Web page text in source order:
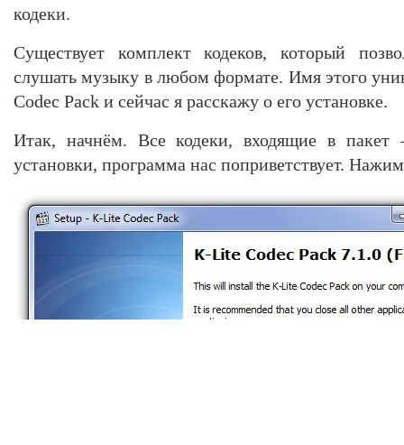
кодеки.
Существует комплект кодеков, который
слушать музыку в любом формате. Имя этого
Codec Pack и сейчас я расскажу о его установке.
Итак, начнём. Все кодеки, входящие в пакет
установки, программа нас поприветствует.